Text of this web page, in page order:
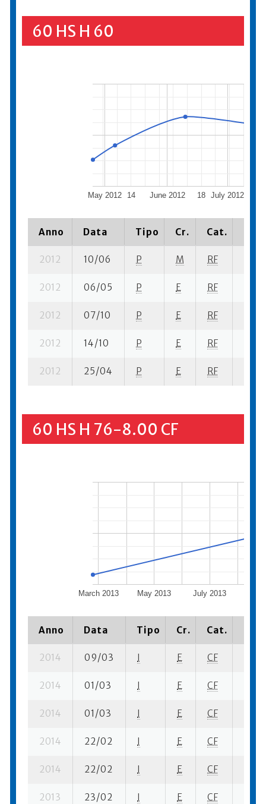
60 HS H 60
May 2012 June 2012 July 2012
14 18
Anno Data Tipo Cr. Cat.
2012 10/06 P M RF
2012 06/05 P E RF
2012 07/10 P E RF
2012 14/10 P E RF
2012 25/04 P E RF
60 HS H 76-8.00 CF
March 2013 May 2013 July 2013
Anno Data Tipo Cr. Cat.
2014 09/03 I E CF
2014 01/03 I E CF
2014 01/03 I E CF
2014 22/02 I E CF
2014 22/02 I E CF
2013 23/02 I E CF